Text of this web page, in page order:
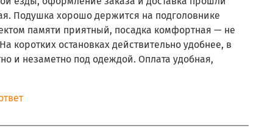
Подушка хорошо держится на подголовнике
памяти приятный, посадка комфортная — не
коротких остановках действительно удобнее, в
и незаметно под одеждой. Оплата удобная,